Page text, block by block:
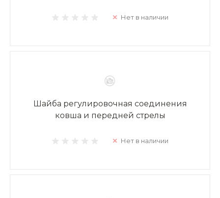
Нет в наличии
Шайба регулировочная соединения
ковша и передней стрелы
Нет в наличии